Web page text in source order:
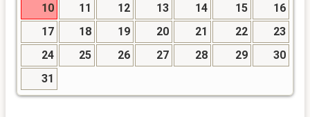
10
11 12 13 14 15
16
17
18 19 20 21 22
23
24
25 26 27 28 29
30
31